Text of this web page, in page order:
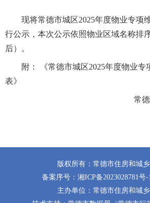
现将常德市城区2025年度物业专项
行公示，本次公示依照物业区域名称排
后）。
附： 《常德市城区2025年度物业专
表》
常
版权所有：常德市住房和城
备案序号： 湘ICP备2023028781号-
主办单位：常德市住房和城